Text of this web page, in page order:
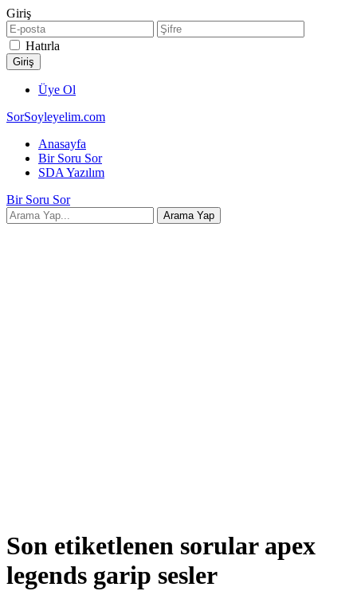
Giriş
Hatırla
Üye Ol
SorSoyleyelim.com
Anasayfa
Bir Soru Sor
SDA Yazılım
Bir Soru Sor
Son etiketlenen sorular apex
legends garip sesler